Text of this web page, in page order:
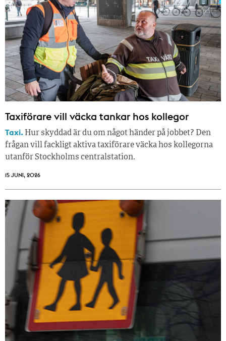
Taxiförare vill väcka tankar hos kollegor
Taxi. Hur skyddad är du om något händer på jobbet? Den
frågan vill fackligt aktiva taxiförare väcka hos kollegorna
utanför Stockholms centralstation.
15 JUNI, 2026